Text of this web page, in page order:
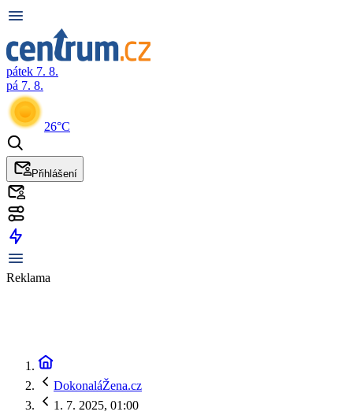
pátek 7. 8.
pá 7. 8.
26°C
Přihlášení
Reklama
DokonaláŽena.cz
1. 7. 2025, 01:00